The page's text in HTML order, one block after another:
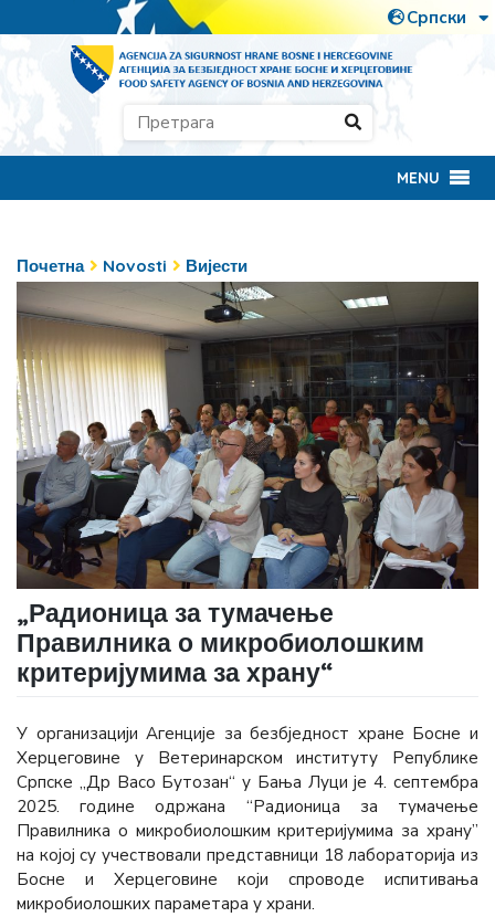
MENU
Почетна Novosti Вијести
„Радионица за тумачење
Правилника о микробиолошким
критеријумима за храну“
У организацији Агенције за безбједност хране Босне и
Херцеговине у Ветеринарском институту Републике
Српске „Др Васо Бутозан“ у Бања Луци је 4. септембра
2025. године одржана “Радионица за тумачење
Правилника о микробиолошким критеријумима за храну”
на којој су учествовали представници 18 лабораторија из
Босне и Херцеговине који спроводе испитивања
микробиолошких параметара у храни.